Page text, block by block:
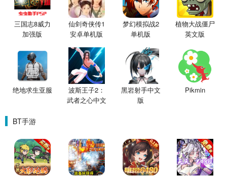
三国志8威力
加强版
仙剑奇侠传1
安卓单机版
梦幻模拟战2
单机版
植物大战僵尸
英文版
绝地求生亚服
波斯王子2：
武者之心中文
黑岩射手中文
版
Pikmin
BT手游